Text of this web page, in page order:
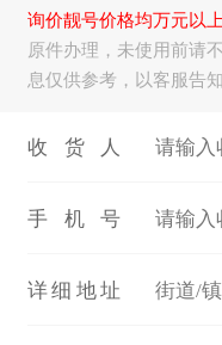
询价靓号价格均万元以
原件办理，未使用前请
息仅供参考，以客服告知
收货人
手机号
详细地址